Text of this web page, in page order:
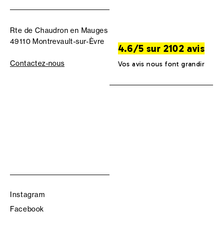
Rte de Chaudron en Mauges
49110 Montrevault-sur-Èvre
Contactez-nous
4.6/5 sur 2102 avis
Vos avis nous font grandir
Instagram
Facebook